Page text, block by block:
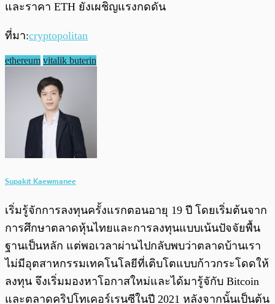
และราคา ETH ยังเผชิญแรงกดดัน
ที่มา:cryptopolitan
ethereum vitalik buterin
Supakit Kaewmanee
เริ่มรู้จักการลงทุนครั้งแรกตอนอายุ 19 ปี โดยเริ่มต้นจาก
การศึกษาตลาดหุ้นไทยและการลงทุนแบบเน้นปัจจัยพื้น
ฐานเป็นหลัก แต่พอเวลาผ่านไปกลับพบว่าตลาดบ้านเรา
ไม่มีอุตสาหกรรมเทคโนโลยีที่เติบโตแบบก้าวกระโดดให้
ลงทุน จึงเริ่มมองหาโอกาสใหม่และได้มารู้จักับ Bitcoin
และตลาดคริปโทเคอร์เรนซีในปี 2021 หลังจากนั้นเป็นต้น